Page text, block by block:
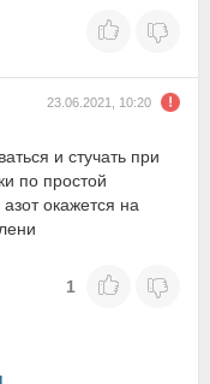
23.06.2021, 10:20
и стучать при
по простой
окажется на
1